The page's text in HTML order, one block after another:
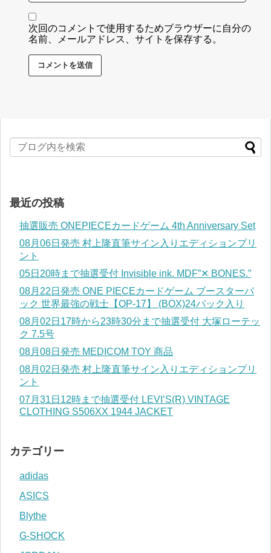
次回のコメントで使用するためブラウザーに自分の
名前、メールアドレス、サイトを保存する。
最近の投稿
抽選販売 ONEPIECEカードゲーム 4th Anniversary Set
08月06日発売 村上隆直筆サイン入りエディションプリ
ント
05日20時まで抽選受付 Invisible ink. MDF”✕ BONES.”
08月22日発売 ONE PIECEカードゲーム ブースターパ
ック 世界最強の戦士【OP-17】 (BOX)24パック入り
08月02日17時から23時30分まで抽選受付 大塚ローテッ
ク 7.5号
08月08日発売 MEDICOM TOY 商品
08月02日発売 村上隆直筆サイン入りエディションプリ
ント
07月31日12時まで抽選受付 LEVI’S(R) VINTAGE
CLOTHING S506XX 1944 JACKET
カテゴリー
adidas
ASICS
Blythe
G-SHOCK